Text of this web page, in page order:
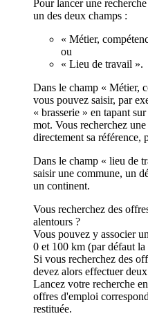
Pour lancer une
un des deux champs :
« Métier,
ou
« Lieu de travail ».
Dans le champ « Métier,
vous pouvez saisir, par
« brasserie » en tapant
mot. Vous recherchez
directement sa
Dans le champ « lieu de
saisir une commune, un
un continent.
Vous recherchez des
alentours ?
Vous pouvez y associer
0 et 100 km (par défaut
Si vous recherchez des
devez alors effectuer
Lancez votre recherche
offres d'emploi
restituée.